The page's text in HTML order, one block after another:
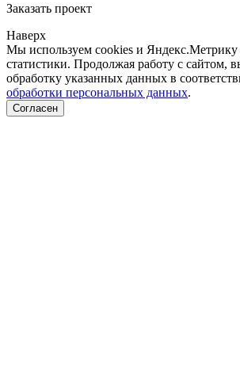
Заказать проект
Наверх
Мы используем cookies и Яндекс.Метрику
статистики. Продолжая работу с сайтом,
обработку указанных данных в
обработки персональных данных.
Согласен